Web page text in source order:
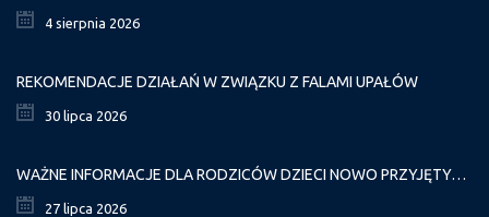
4 sierpnia 2026
REKOMENDACJE DZIAŁAŃ W ZWIĄZKU Z FALAMI UPAŁÓW
30 lipca 2026
WAŻNE INFORMACJE DLA RODZICÓW DZIECI NOWO PRZYJĘTYCH GR. I
27 lipca 2026